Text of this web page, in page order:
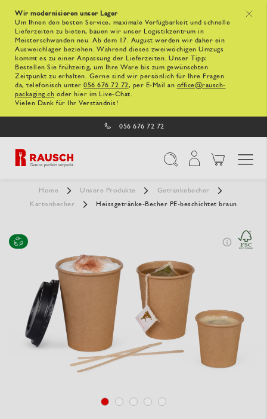
x
Wir modernisieren unser Lager
Um Ihnen den besten Service, maximale Verfügbarkeit und schnelle
Lieferzeiten zu bieten, bauen wir unser Logistikzentrum in
Meisterschwanden neu. Ab dem 17. August werden wir daher ein
Ausweichlager beziehen. Während dieses zweiwöchigen Umzugs
kommt es zu einer Anpassung der Lieferzeiten. Unser Tipp:
Bestellen Sie frühzeitig, um Ihre Ware bis zum gewünschten
Zeitpunkt zu erhalten. Gerne sind wir persönlich für Ihre Fragen
da, telefonisch unter 056 676 72 72, per E-Mail an office@rausch-
packaging.ch oder hier im Live-Chat.
Vielen Dank für Ihr Verständnis!
056 676 72 72
Home Unsere Produkte
Getränkebecher
Kartonbecher
Heissgetränke-Becher PE-beschichtet braun